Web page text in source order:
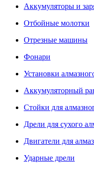
Аккумуляторы и
Отбойные молотки
Отрезные машины
Фонари
Установки
Аккумуляторный
Стойки для
Дрели для сухого
Двигатели для
Ударные дрели